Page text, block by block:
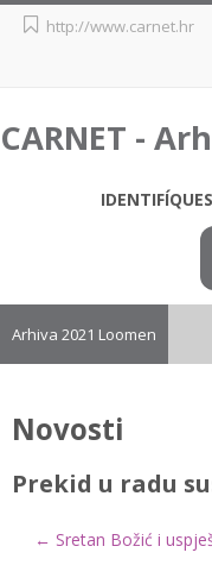
Salta
http://www.carnet.hr
CARNET -
Arhiva 2021 Loomen
Novosti
Prekid u radu
← Sretan Božić i